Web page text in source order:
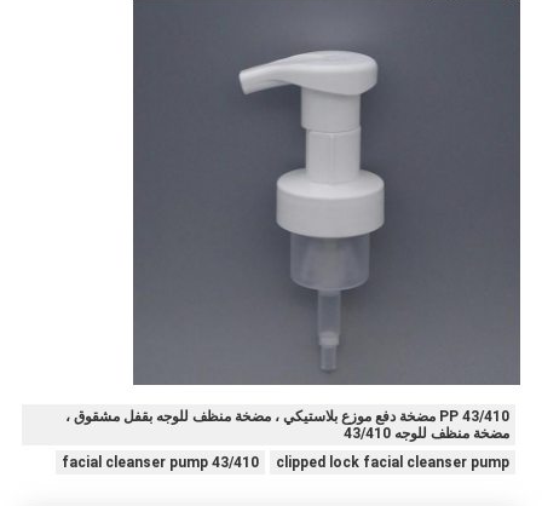
PP 43/410 مضخة دفع موزع بلاستيكي ، مضخة منظف للوجه بقفل مشقوق ،
مضخة منظف للوجه 43/410
clipped lock facial cleanser pump
43/410 facial cleanser pump